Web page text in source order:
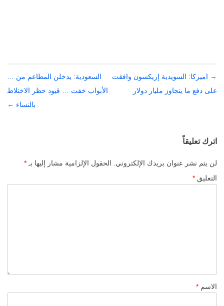
تصفّح
المقالات
→ اميركا: السويدية إريكسون وافقت
على دفع ما يتجاوز مليار دولار
السعودية: يدخلن المطاعم من …
الأبواب خفت … قيود حظر الاختلاط
بالنساء ←
اترك تعليقاً
لن يتم نشر عنوان بريدك الإلكتروني. الحقول الإلزامية مشار إليها بـ*
التعليق *
الاسم *